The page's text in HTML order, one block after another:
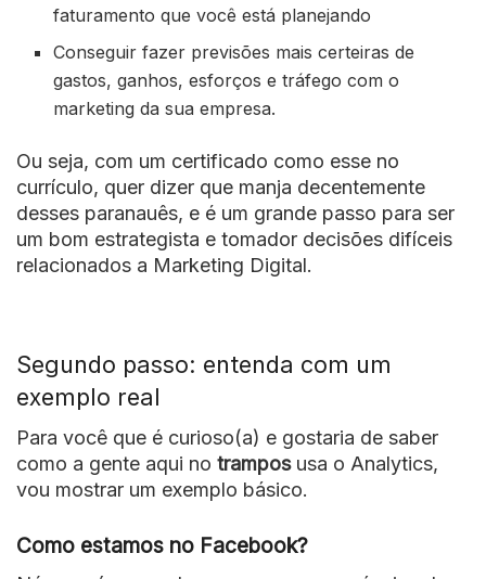
faturamento que você está planejando
Conseguir fazer previsões mais certeiras de
gastos, ganhos, esforços e tráfego com o
marketing da sua empresa.
Ou seja, com um certificado como esse no
currículo, quer dizer que manja decentemente
desses paranauês, e é um grande passo para ser
um bom estrategista e tomador decisões difíceis
relacionados a Marketing Digital.
Segundo passo: entenda com um
exemplo real
Para você que é curioso(a) e gostaria de saber
como a gente aqui no tramposusa o Analytics,
vou mostrar um exemplo básico.
Como estamos no Facebook?